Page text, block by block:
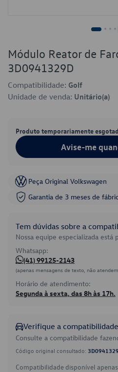
Módulo Reator de
3D0941329D
Compatibilidade: Golf
Unidade de venda: Unitário(a)
Produto temporariamente
Avise-me
Peça Original Volkswagen
Garantia de 3 meses de
Tem dúvidas sobre a
Nossa equipe especializada está
Whatsapp:
(41) 99125-2143
(apenas mensagens de texto, não
Horário de atendimento:
Segunda à sexta, das 8h às 17h.
Verifique a compatibilidade
Consulte a compatibilidade
Código original consultado:
Compatibilidade disponível